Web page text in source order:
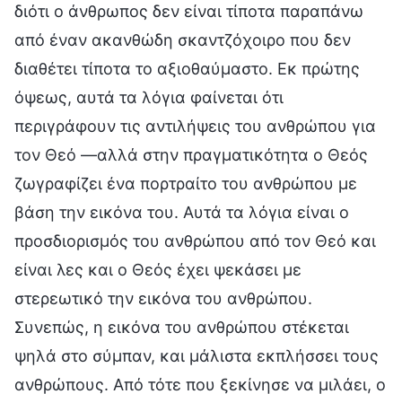
διότι ο άνθρωπος δεν είναι τίποτα παραπάνω
από έναν ακανθώδη σκαντζόχοιρο που δεν
διαθέτει τίποτα το αξιοθαύμαστο. Εκ πρώτης
όψεως, αυτά τα λόγια φαίνεται ότι
περιγράφουν τις αντιλήψεις του ανθρώπου για
τον Θεό —αλλά στην πραγματικότητα ο Θεός
ζωγραφίζει ένα πορτραίτο του ανθρώπου με
βάση την εικόνα του. Αυτά τα λόγια είναι ο
προσδιορισμός του ανθρώπου από τον Θεό και
είναι λες και ο Θεός έχει ψεκάσει με
στερεωτικό την εικόνα του ανθρώπου.
Συνεπώς, η εικόνα του ανθρώπου στέκεται
ψηλά στο σύμπαν, και μάλιστα εκπλήσσει τους
ανθρώπους. Από τότε που ξεκίνησε να μιλάει, ο